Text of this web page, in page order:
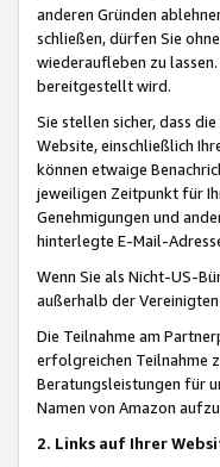
anderen Gründen
schließen, dürfen Sie
wiederaufleben zu
bereitgestellt wird.
Sie stellen sicher, dass
Website, einschließlich
können etwaige
jeweiligen Zeitpunkt für
Genehmigungen und
hinterlegte E-Mail-
Wenn Sie als Nicht-US-
außerhalb der
Die Teilnahme am
erfolgreichen Teilnahme
Beratungsleistungen für
Namen von Amazon
2. Links auf Ihrer